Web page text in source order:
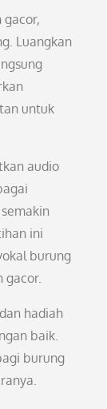
Luangkan
untuk
audio
ini
burung
gacor.
hadiah
baik.
burung